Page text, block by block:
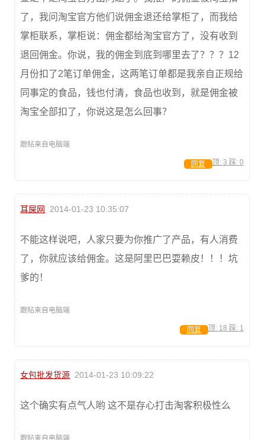
了，我问淘宝官方他们说佣金退还给掌柜了，而我给
掌柜联系，掌柜说：佣金都给淘宝官方了，没有收到
退回佣金。你说，我的佣金到底到哪里去了？？？12
月份扣了2笔订单佣金，这两笔订单都是我亲自正规给
同事定的食品，钱也付清，食品也收到，就是佣金被
淘宝全部扣了，你说这是怎么回事？
跟帖来自电脑端
顶: 3 踩: 0
回复
耳屎网 2014-01-23 10:35:07
不能这样说吧，人家只要为你推广了产品，有人消费
了，你就应该给佣金。这是阿里巴巴耍赖皮！！！坑
爹的！
跟帖来自电脑端
顶: 18 踩: 1
回复
女包批发货源 2014-01-23 10:09:22
这个确实有点气人哟 这不是存心打击淘客积极性么
跟帖来自电脑端